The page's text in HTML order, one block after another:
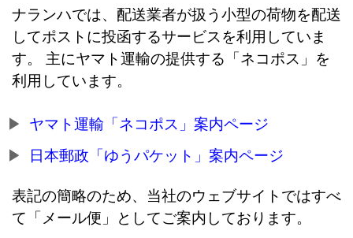
ナランハでは、配送業者が扱う小型の荷物を配送
してポストに投函するサービスを利用していま
す。 主にヤマト運輸の提供する「ネコポス」を
利用しています。
ヤマト運輸「ネコポス」案内ページ
日本郵政「ゆうパケット」案内ページ
表記の簡略のため、当社のウェブサイトではすべ
て「メール便」としてご案内しております。